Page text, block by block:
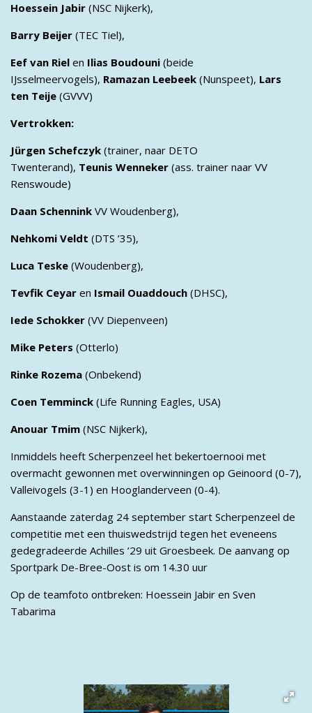
Hoessein Jabir (NSC Nijkerk),
Barry Beijer (TEC Tiel),
Eef van Riel en Ilias Boudouni (beide
IJsselmeervogels), Ramazan Leebeek (Nunspeet), Lars
ten Teije (GVVV)
Vertrokken:
Jürgen Schefczyk (trainer, naar DETO
Twenterand), Teunis Wenneker (ass. trainer naar VV
Renswoude)
Daan Schennink VV Woudenberg),
Nehkomi Veldt (DTS ’35),
Luca Teske (Woudenberg),
Tevfik Ceyar en Ismail Ouaddouch (DHSC),
Iede Schokker (VV Diepenveen)
Mike Peters (Otterlo)
Rinke Rozema (Onbekend)
Coen Temminck (Life Running Eagles, USA)
Anouar Tmim (NSC Nijkerk),
Inmiddels heeft Scherpenzeel het bekertoernooi met
overmacht gewonnen met overwinningen op Geinoord (0-7),
Valleivogels (3-1) en Hooglanderveen (0-4).
Aanstaande zaterdag 24 september start Scherpenzeel de
competitie met een thuiswedstrijd tegen het eveneens
gedegradeerde Achilles ’29 uit Groesbeek. De aanvang op
Sportpark De-Bree-Oost is om 14.30 uur
Op de teamfoto ontbreken: Hoessein Jabir en Sven
Tabarima